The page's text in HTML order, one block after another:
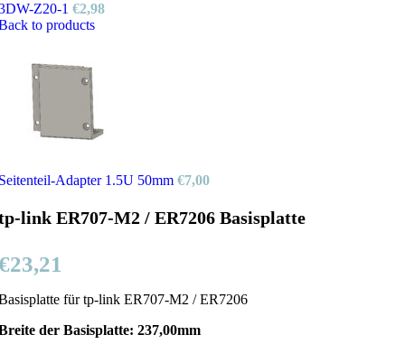
Z20-1 €2,98
to products
Adapter 1.5U 50mm €7,00
link ER707-M2 / ER7206 Basisplatte
23,21
für tp-link ER707-M2 / ER7206
der Basisplatte: 237,00mm